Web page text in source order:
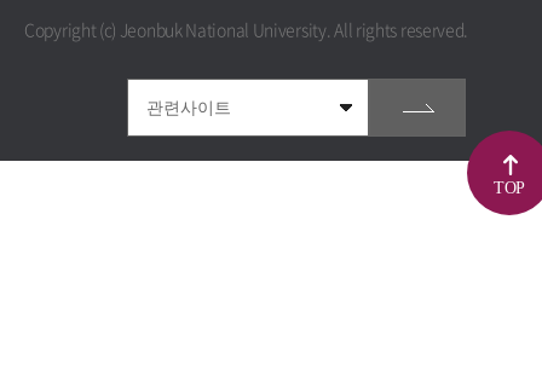
Copyright (c) Jeonbuk National University.All rights reserved.
TOP